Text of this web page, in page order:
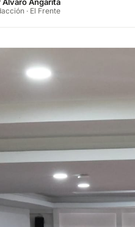
· El Frente